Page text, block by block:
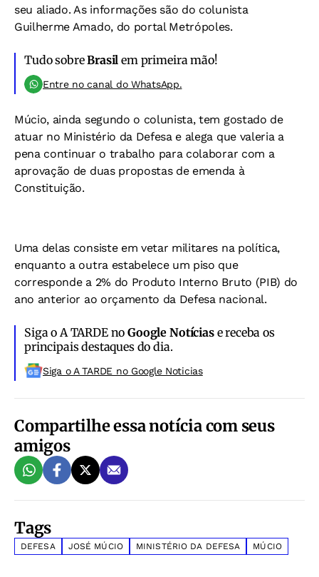
seu aliado. As informações são do colunista
Guilherme Amado, do portal Metrópoles.
Tudo sobreBrasil em primeira mão!
Entre no canal do WhatsApp.
Múcio, ainda segundo o colunista, tem gostado de
atuar no Ministério da Defesa e alega que valeria a
pena continuar o trabalho para colaborar com a
aprovação de duas propostas de emenda à
Constituição.
Uma delas consiste em vetar militares na política,
enquanto a outra estabelece um piso que
corresponde a 2% do Produto Interno Bruto (PIB) do
ano anterior ao orçamento da Defesa nacional.
Siga o A TARDE noGoogle Notíciase receba os
principais destaques do dia.
Siga o A TARDE no Google Noticias
Compartilhe essa notícia com seus
amigos
Tags
DEFESA JOSÉ MÚCIO MINISTÉRIO DA DEFESA MÚCIO